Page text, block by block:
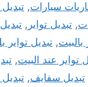
سيارات,
, تبديل تواير ,
بالبيت, تبديل تواير
تواير عند البيت,
تبديل سفايف,